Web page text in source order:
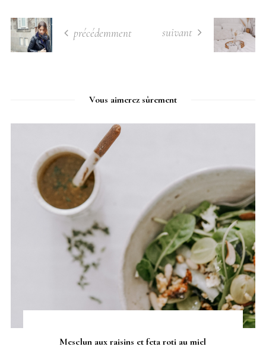
précédemment suivant
Vous aimerez sûrement
Mesclun aux raisins et feta roti au miel